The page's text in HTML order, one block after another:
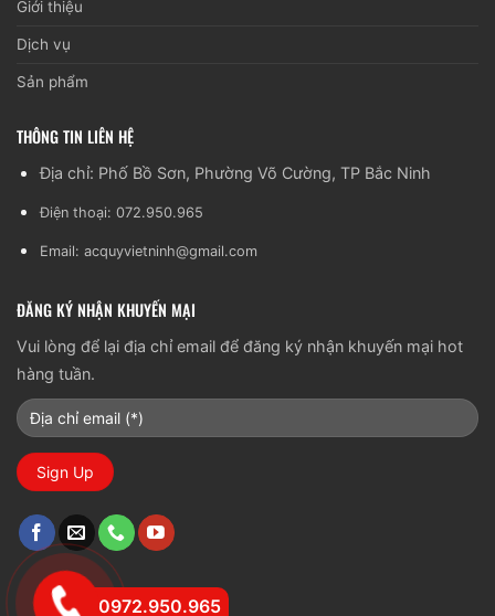
Giới thiệu
Dịch vụ
Sản phẩm
THÔNG TIN LIÊN HỆ
Địa chỉ: Phố Bồ Sơn, Phường Võ Cường, TP Bắc Ninh
Điện thoại: 072.950.965
Email: acquyvietninh@gmail.com
ĐĂNG KÝ NHẬN KHUYẾN MẠI
Vui lòng để lại địa chỉ email để đăng ký nhận khuyến mại hot
hàng tuần.
0972.950.965